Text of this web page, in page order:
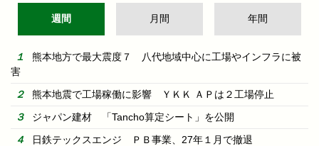
週間 月間 年間
熊本地方で最大震度７ 八代地域中心に工場やインフラに被
害
熊本地震で工場稼働に影響 ＹＫＫ ＡＰは２工場停止
ジャパン建材 「Tancho算定シート」を公開
日鉄テックスエンジ ＰＢ事業、27年１月で撤退